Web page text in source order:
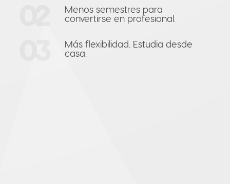
Menos semestres para
convertirse en profesional.
Más flexibilidad. Estudia desde
casa.